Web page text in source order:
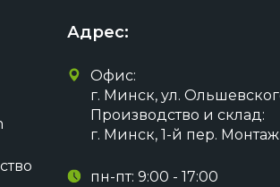
Адрес:
Офис:
г. Минск, ул.
Производство и склад:
г. Минск, 1-й пер.
пн-пт: 9:00 - 17:00